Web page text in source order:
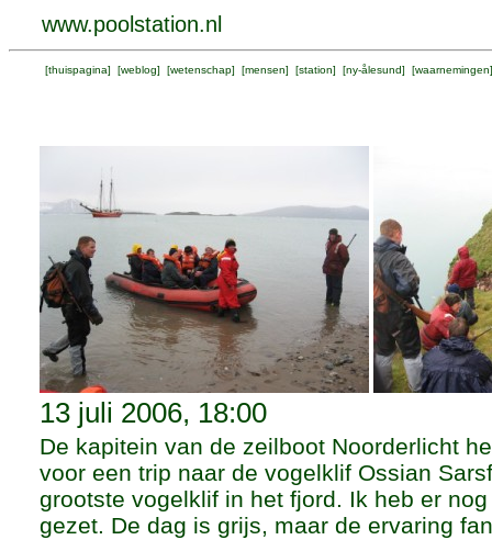
www.poolstation.nl
[thuispagina] [weblog] [wetenschap] [mensen] [station] [ny-ålesund] [waarnemingen
13 juli 2006, 18:00
De kapitein van de zeilboot Noorderlicht
voor een trip naar de vogelklif Ossian
grootste vogelklif in het fjord. Ik heb er
gezet. De dag is grijs, maar de ervaring